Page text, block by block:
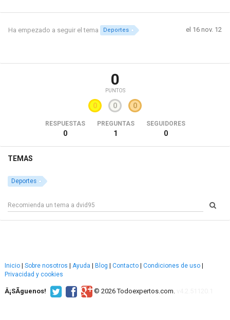
Ha empezado a seguir el tema Deportes el 16 nov. 12
0
PUNTOS
0 0 0
RESPUESTAS
0
PREGUNTAS
1
SEGUIDORES
0
TEMAS
Deportes
Inicio | Sobre nosotros | Ayuda | Blog | Contacto | Condiciones de uso |
Privacidad y cookies
Â¡SÃ­guenos! © 2026 Todoexpertos.com.